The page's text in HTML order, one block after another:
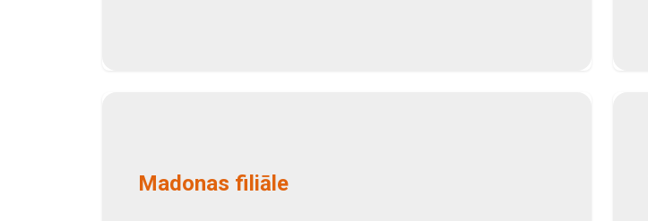
Madonas filiāle